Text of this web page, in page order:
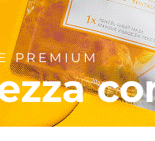
PREMIUM